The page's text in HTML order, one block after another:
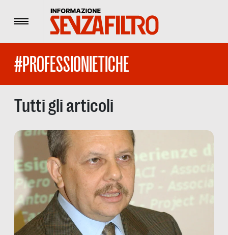
Menu
#PROFESSIONIETICHE
Tutti gli articoli